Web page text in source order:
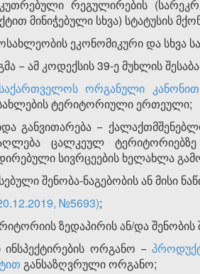
რეგულირების
მინიჭებული სხვა) სტატუსის
ეკონომიკური და
− ამ კოდექსის 39-ე მუხლის
საქართველოს ორგანული
ტერიტორიული ერთეული;
განვითარება −
ცალკეულ ტერიტორიებზე
სივრცეების ხელახლა
შენობა-ნაგებობის ან
№5693);
ზედაპირის ან/და
ინსპექტირების ორგანო −
განსაზღვრული ორგანო;